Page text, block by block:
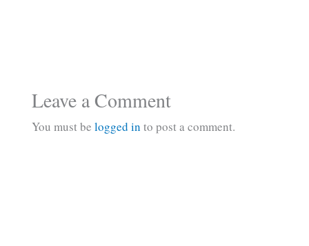
Leave a Comment
You must be logged in to post a comment.